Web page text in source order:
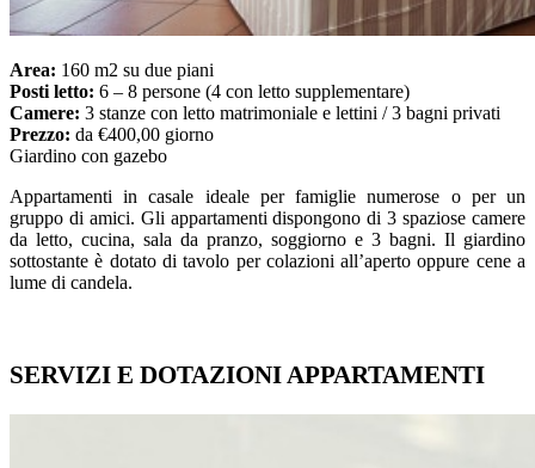
Area: 160 m2 su due piani
Posti letto: 6 – 8 persone (4 con letto supplementare)
Camere: 3 stanze con letto matrimoniale e lettini / 3 bagni privati
Prezzo: da €400,00 giorno
Giardino con gazebo
Appartamenti in casale ideale per famiglie numerose o per un
gruppo di amici. Gli appartamenti dispongono di 3 spaziose camere
da letto, cucina, sala da pranzo, soggiorno e 3 bagni. Il giardino
sottostante è dotato di tavolo per colazioni all’aperto oppure cene a
lume di candela.
SERVIZI E DOTAZIONI APPARTAMENTI